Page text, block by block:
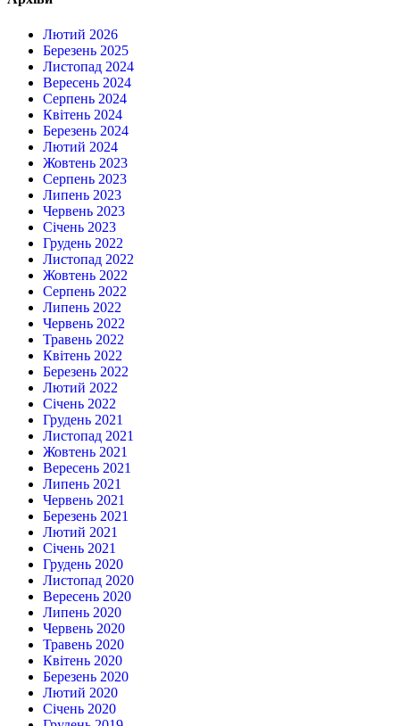
Лютий 2026
Березень 2025
Листопад 2024
Вересень 2024
Серпень 2024
Квітень 2024
Березень 2024
Лютий 2024
Жовтень 2023
Серпень 2023
Липень 2023
Червень 2023
Січень 2023
Грудень 2022
Листопад 2022
Жовтень 2022
Серпень 2022
Липень 2022
Червень 2022
Травень 2022
Квітень 2022
Березень 2022
Лютий 2022
Січень 2022
Грудень 2021
Листопад 2021
Жовтень 2021
Вересень 2021
Липень 2021
Червень 2021
Березень 2021
Лютий 2021
Січень 2021
Грудень 2020
Листопад 2020
Вересень 2020
Липень 2020
Червень 2020
Травень 2020
Квітень 2020
Березень 2020
Лютий 2020
Січень 2020